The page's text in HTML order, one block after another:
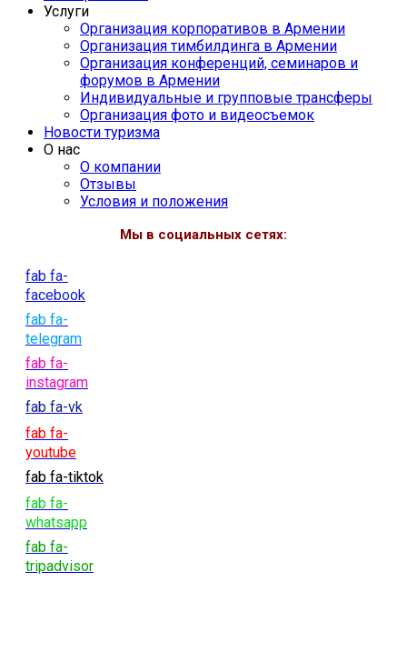
Услуги
Организация корпоративов в Армении
Организация тимбилдинга в Армении
Организация конференций, семинаров и
форумов в Армении
Индивидуальные и групповые трансферы
Организация фото и видеосъемок
Новости туризма
О нас
О компании
Отзывы
Условия и положения
Мы в социальных сетях:
fab fa-
facebook
fab fa-
telegram
fab fa-
instagram
fab fa-vk
fab fa-
youtube
fab fa-tiktok
fab fa-
whatsapp
fab fa-
tripadvisor